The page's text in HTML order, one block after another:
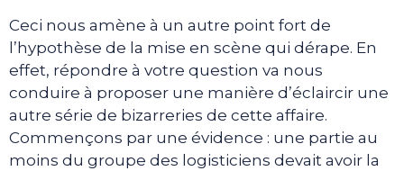
Ceci nous amène à un autre point fort de
l’hypothèse de la mise en scène qui dérape. En
effet, répondre à votre question va nous
conduire à proposer une manière d’éclaircir une
autre série de bizarreries de cette affaire.
Commençons par une évidence : une partie au
moins du groupe des logisticiens devait avoir la